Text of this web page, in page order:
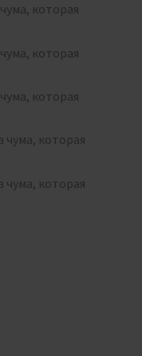
которая
которая
которая
которая
которая